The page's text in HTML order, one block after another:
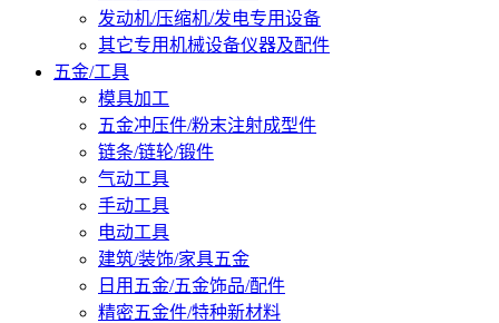
发动机/压缩机/发电专用设备
其它专用机械设备仪器及配件
五金/工具
模具加工
五金冲压件/粉末注射成型件
链条/链轮/锻件
气动工具
手动工具
电动工具
建筑/装饰/家具五金
日用五金/五金饰品/配件
精密五金件/特种新材料